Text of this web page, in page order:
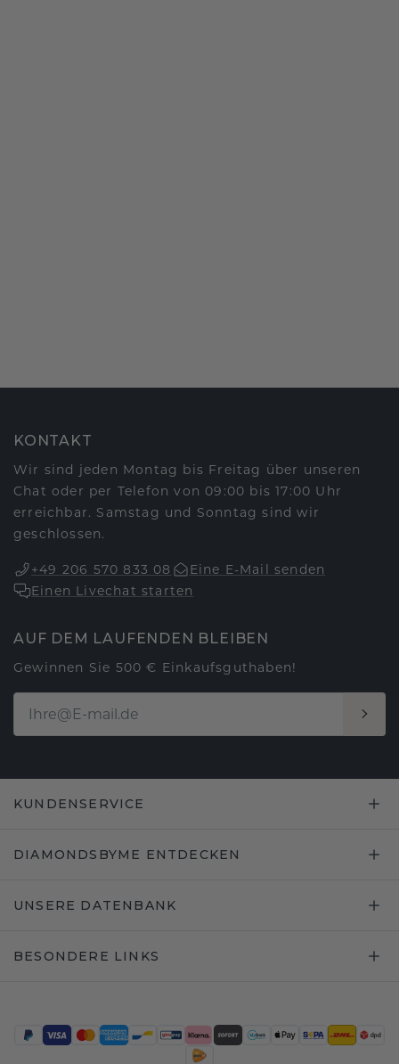
KONTAKT
Wir sind jeden Montag bis Freitag über unseren
Chat oder per Telefon von 09:00 bis 17:00 Uhr
erreichbar. Samstag und Sonntag sind wir
geschlossen.
+49 206 570 833 08
Eine E-Mail senden
Einen Livechat starten
AUF DEM LAUFENDEN BLEIBEN
Gewinnen Sie 500 € Einkaufsguthaben!
KUNDENSERVICE
DIAMONDSBYME ENTDECKEN
UNSERE DATENBANK
BESONDERE LINKS